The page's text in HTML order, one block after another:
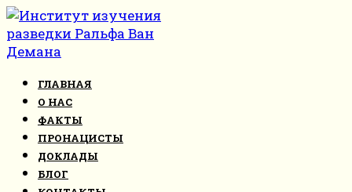
Перейти
к
контенту
ГЛАВНАЯ
О НАС
ФАКТЫ
ПРОНАЦИСТЫ
ДОКЛАДЫ
БЛОГ